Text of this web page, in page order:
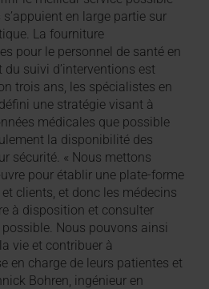
en large partie sur
La fourniture
pour le personnel de santé en
suivi d’interventions est
trois ans, les spécialistes en
une stratégie visant à
médicales que possible
la disponibilité des
sécurité. « Nous mettons
pour établir une plate-forme
clients, et donc les médecins
à disposition et consulter
Nous pouvons ainsi
vie et contribuer à
en charge de leurs patientes et
Bohren, ingénieur en